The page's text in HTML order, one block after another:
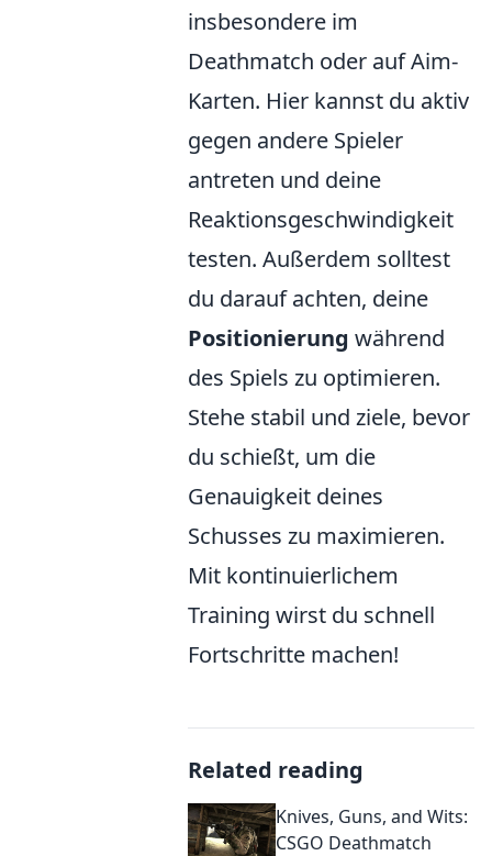
insbesondere im
Deathmatch oder auf Aim-
Karten. Hier kannst du aktiv
gegen andere Spieler
antreten und deine
Reaktionsgeschwindigkeit
testen. Außerdem solltest
du darauf achten, deine
Positionierung während
des Spiels zu optimieren.
Stehe stabil und ziele, bevor
du schießt, um die
Genauigkeit deines
Schusses zu maximieren.
Mit kontinuierlichem
Training wirst du schnell
Fortschritte machen!
Related reading
Knives, Guns, and Wits:
CSGO Deathmatch